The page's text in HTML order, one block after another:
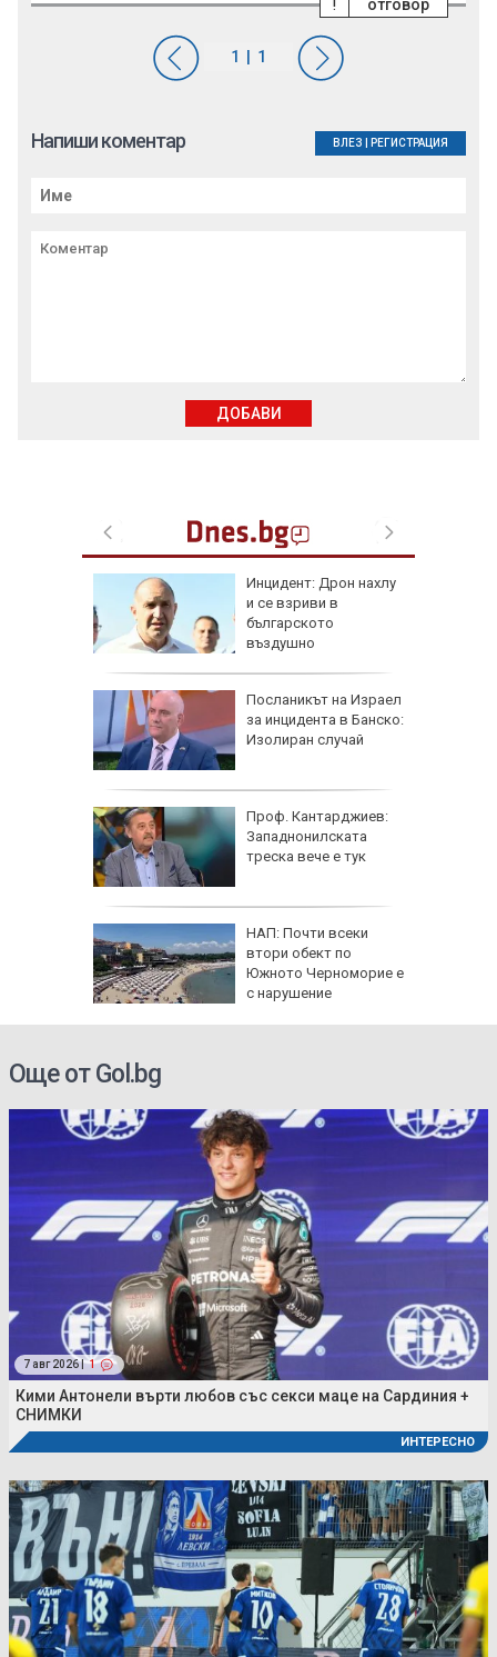
Инцидент: Дрон нахлу
и се взриви в
българското
въздушно
Посланикът на Израел
за инцидента в Банско:
Изолиран случай
Проф. Кантарджиев:
Западнонилската
треска вече е тук
НАП: Почти всеки
втори обект по
Южното Черноморие е
с нарушение
отговор
Напиши коментар ВЛЕЗ РЕГИСТРАЦИЯ
ДОБАВИ
Още от Gol.bg
7 авг 2026 | 1
Кими Антонели върти любов със секси маце на Сардиния +
СНИМКИ
ИНТЕРЕСНО